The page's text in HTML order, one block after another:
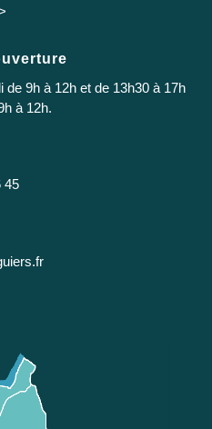
de 9h à 12h et de 13h30 à 17h
à 12h.
45